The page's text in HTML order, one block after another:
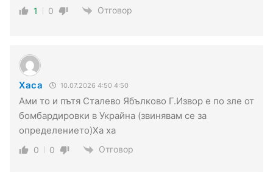
1 0 Отговор
Хаса 10.07.2026 4:50 4:50
Ами то и пътя Сталево Ябълково Г.Извор е по зле от
бомбардировки в Украйна (звинявам се за
определението)Ха ха
0 0 Отговор